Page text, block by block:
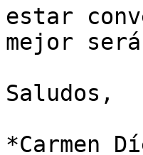
estar
mejor
Saludos,
*Carmen